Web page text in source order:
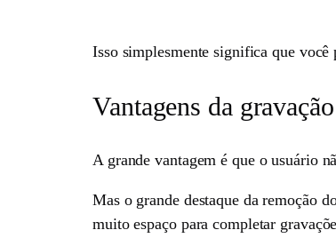
Isso simplesmente significa que
Vantagens da
A grande vantagem é que o usuário
Mas o grande destaque da remoção
muito espaço para completar